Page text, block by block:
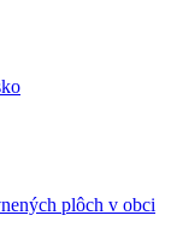
plôch v obci